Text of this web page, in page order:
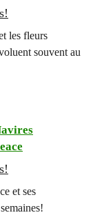
les fleurs
souvent au
et ses